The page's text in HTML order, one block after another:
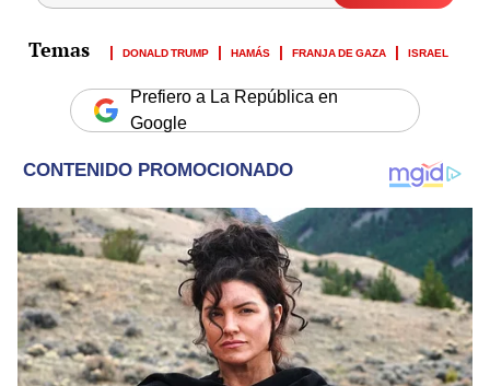
DONALD TRUMP HAMÁS FRANJA DE GAZA ISRAEL
Prefiero a La República en
Google